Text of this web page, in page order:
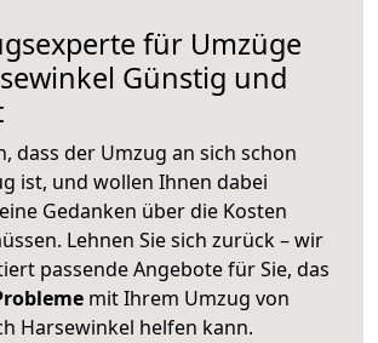
für Umzüge
Günstig und
dass der Umzug an sich schon
ist, und wollen Ihnen dabei
Gedanken über die Kosten
Lehnen Sie sich zurück – wir
passende Angebote für Sie, das
mit Ihrem Umzug von
Harsewinkel helfen kann.